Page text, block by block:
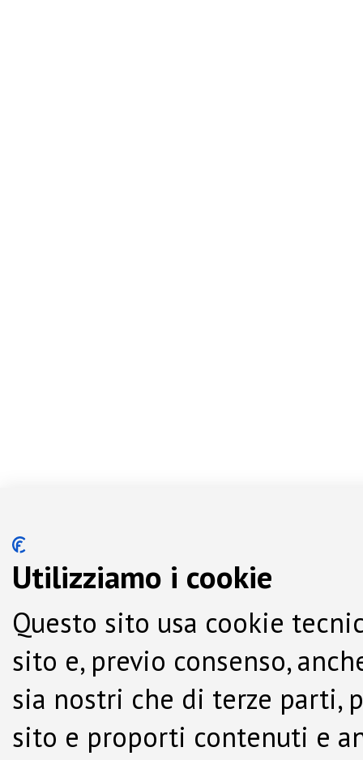
Utilizziamo i cookie
Questo sito usa cookie
sito e, previo consenso,
sia nostri che di terze parti,
sito e proporti contenuti e